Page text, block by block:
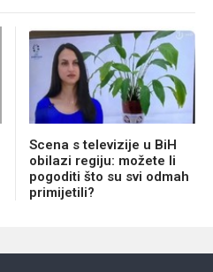
Scena s televizije u BiH
obilazi regiju: možete li
pogoditi što su svi odmah
primijetili?